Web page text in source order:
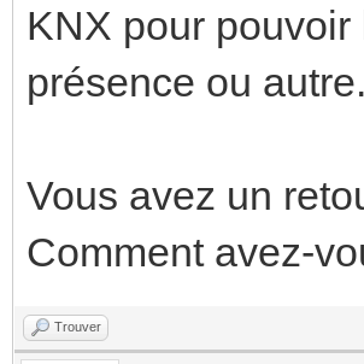
KNX pour
présence ou autre.
Vous avez un
Comment avez-
Trouver